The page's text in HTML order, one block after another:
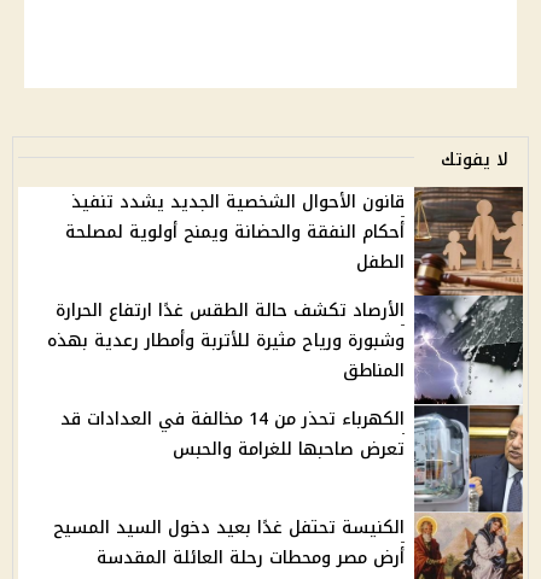
لا يفوتك
قانون الأحوال الشخصية الجديد يشدد تنفيذ
أحكام النفقة والحضانة ويمنح أولوية لمصلحة
الطفل
الأرصاد تكشف حالة الطقس غدًا ارتفاع الحرارة
وشبورة ورياح مثيرة للأتربة وأمطار رعدية بهذه
المناطق
الكهرباء تحذر من 14 مخالفة في العدادات قد
تعرض صاحبها للغرامة والحبس
الكنيسة تحتفل غدًا بعيد دخول السيد المسيح
أرض مصر ومحطات رحلة العائلة المقدسة